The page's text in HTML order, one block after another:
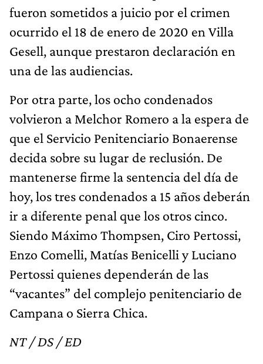
fueron sometidos a juicio por el crimen
ocurrido el 18 de enero de 2020 en Villa
Gesell, aunque prestaron declaración en
una de las audiencias.
Por otra parte, los ocho condenados
volvieron a Melchor Romero a la espera de
que el Servicio Penitenciario Bonaerense
decida sobre su lugar de reclusión. De
mantenerse firme la sentencia del día de
hoy, los tres condenados a 15 años deberán
ir a diferente penal que los otros cinco.
Siendo Máximo Thompsen, Ciro Pertossi,
Enzo Comelli, Matías Benicelli y Luciano
Pertossi quienes dependerán de las
“vacantes” del complejo penitenciario de
Campana o Sierra Chica.
NT / DS / ED